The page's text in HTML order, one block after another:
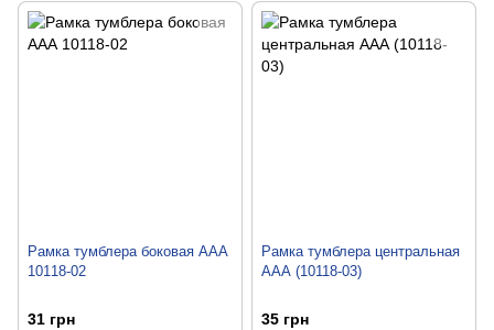
Рамка тумблера боковая ААА
10118-02
31 грн
Рамка тумблера центральная
ААА (10118-03)
35 грн